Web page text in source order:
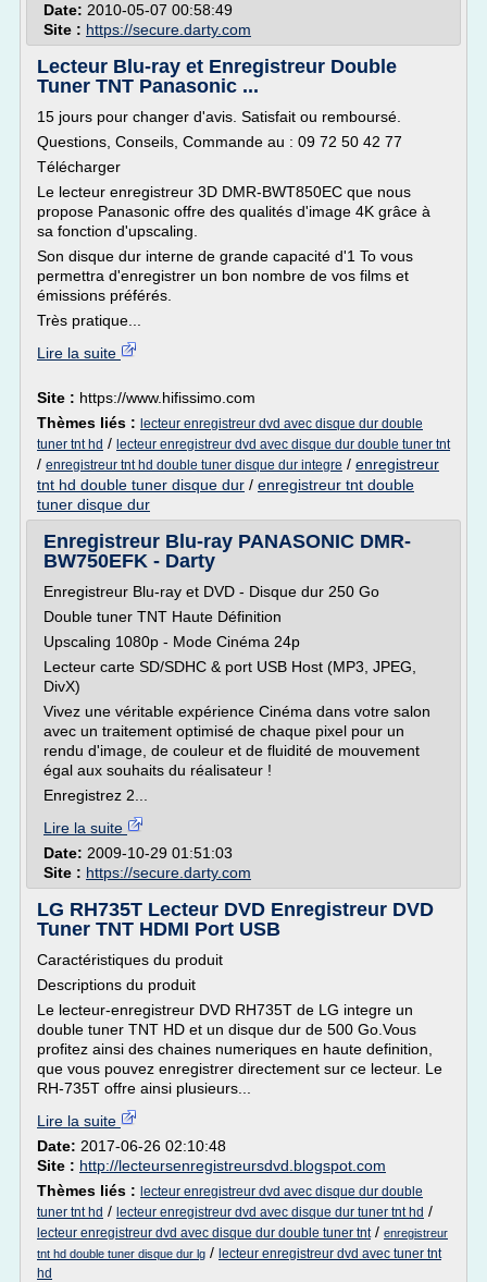
Date: 2010-05-07 00:58:49
Site : https://secure.darty.com
Lecteur Blu-ray et Enregistreur Double
Tuner TNT Panasonic ...
15 jours pour changer d'avis. Satisfait ou remboursé.
Questions, Conseils, Commande au : 09 72 50 42 77
Télécharger
Le lecteur enregistreur 3D DMR-BWT850EC que nous
propose Panasonic offre des qualités d'image 4K grâce à
sa fonction d'upscaling.
Son disque dur interne de grande capacité d'1 To vous
permettra d'enregistrer un bon nombre de vos films et
émissions préférés.
Très pratique...
Lire la suite
Site : https://www.hifissimo.com
Thèmes liés : lecteur enregistreur dvd avec disque dur double
tuner tnt hd / lecteur enregistreur dvd avec disque dur double tuner tnt
/ enregistreur tnt hd double tuner disque dur integre / enregistreur
tnt hd double tuner disque dur / enregistreur tnt double
tuner disque dur
Enregistreur Blu-ray PANASONIC DMR-
BW750EFK - Darty
Enregistreur Blu-ray et DVD - Disque dur 250 Go
Double tuner TNT Haute Définition
Upscaling 1080p - Mode Cinéma 24p
Lecteur carte SD/SDHC & port USB Host (MP3, JPEG,
DivX)
Vivez une véritable expérience Cinéma dans votre salon
avec un traitement optimisé de chaque pixel pour un
rendu d'image, de couleur et de fluidité de mouvement
égal aux souhaits du réalisateur !
Enregistrez 2...
Lire la suite
Date: 2009-10-29 01:51:03
Site : https://secure.darty.com
LG RH735T Lecteur DVD Enregistreur DVD
Tuner TNT HDMI Port USB
Caractéristiques du produit
Descriptions du produit
Le lecteur-enregistreur DVD RH735T de LG integre un
double tuner TNT HD et un disque dur de 500 Go.Vous
profitez ainsi des chaines numeriques en haute definition,
que vous pouvez enregistrer directement sur ce lecteur. Le
RH-735T offre ainsi plusieurs...
Lire la suite
Date: 2017-06-26 02:10:48
Site : http://lecteursenregistreursdvd.blogspot.com
Thèmes liés : lecteur enregistreur dvd avec disque dur double
tuner tnt hd / lecteur enregistreur dvd avec disque dur tuner tnt hd /
lecteur enregistreur dvd avec disque dur double tuner tnt/ enregistreur
tnt hd double tuner disque dur lg / lecteur enregistreur dvd avec tuner tnt
hd